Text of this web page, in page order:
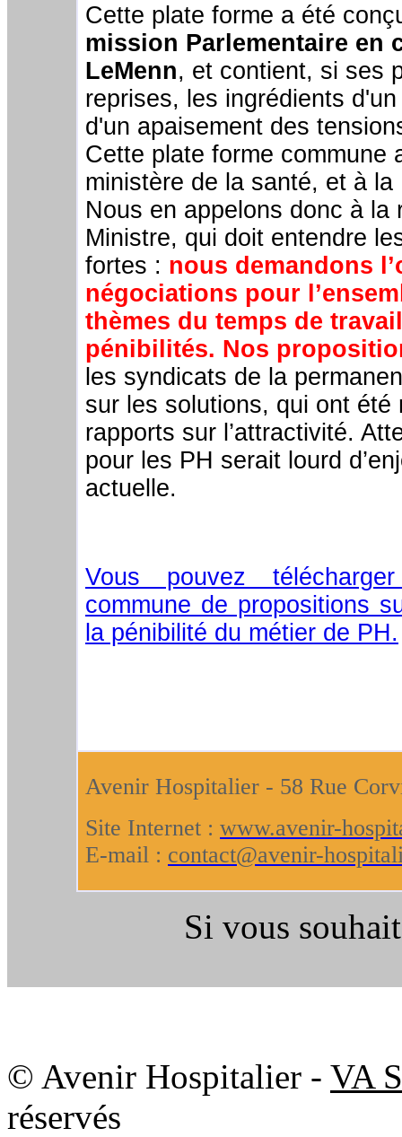
Cette plate forme a été
mission Parlementaire en
LeMenn, et contient, si ses
reprises, les ingrédients
d'un apaisement des
Cette plate forme commune
ministère de la santé, et à la
Nous en appelons donc à la
Ministre, qui doit entendre
fortes : nous demandons
négociations pour
thèmes du temps de
pénibilités. Nos
les syndicats de la
sur les solutions, qui ont
rapports sur l’attractivité.
pour les PH serait lourd
actuelle.
Vous pouvez
commune de propositions
la pénibilité du métier de PH.
Avenir Hospitalier - 58 Rue
Site Internet : www.avenir-
E-mail : contact@avenir-
Si vous
© Avenir Hospitalier - VA
réservés